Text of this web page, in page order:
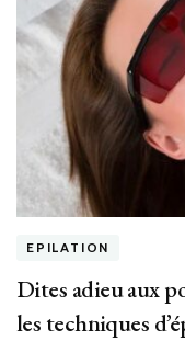
EPILATION
Dites adieu aux
les techniques